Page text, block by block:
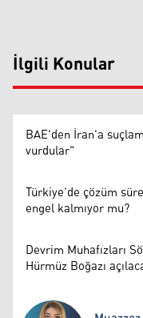
İlgili Konular
BAE'den İran'a
vurdular"
Türkiye’de çözüm
engel kalmıyor mu?
Devrim Muhafızları
Hürmüz Boğazı